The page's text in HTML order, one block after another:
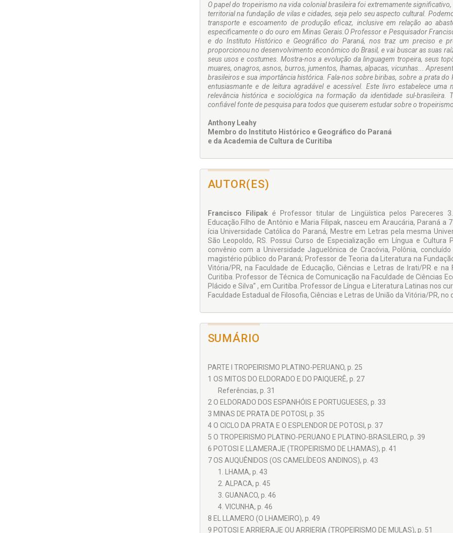
O papel do tropeirismo na vida colonial brasileira foi extremamente
territorial na fundação de vilas e cidades, seja pelo seu aspecto cultural.
transporte e escoamento de produção eficaz, inclusive em relação ao
especificamente o do ouro em Minas Gerais.O Professor e Pesquisador
e do Instituto Histórico e Geográfico do Paraná, nos traz um preciso e
proporcionou no desenvolvimento econômico do Brasil, e vai buscar as suas
seus usos e costumes. Mostra-nos a evolução da linguagem tropeira, seus
muares, onagros, asnos, burros, jumentos, lhamas, alpacas, vicunhas...
brasileiros e sua importância histórica. Fala-nos sobre biribas, sobre a prata
entusiasmante e de leitura agradável e acessível. Este livro estabelece
relevância histórica e sociológica na formação da identidade sul-brasileira.
confiável fonte de pesquisa para todos que quiserem estudar sobre o
Anthony Leahy
Membro do Instituto Histórico e Geográfico do Paraná
e da Academia de Cultura de Curitiba
AUTOR(ES)
Francisco Filipaké Professor titular de Lingüística pelos Pareceres
Educação.Filho de Antônio e Maria Filipak, nasceu em Araucária, Paraná
ícia Universidade Católica do Paraná, Mestre em Letras pela mesma
São Leopoldo, RS. Possui Curso de Especialização em Língua e Cultura
convênio com a Universidade Jaguelônica de Cracóvia, Polônia,
magistério público do Paraná; Professor de Teoria da Literatura na
Vitória/PR, na Faculdade de Educação, Ciências e Letras de Irati/PR e
Curitiba. Professor de Técnica de Comunicação na Faculdade de Ciências
Plácido e Silva” , em Curitiba. Professor de Língua e Literatura Latinas nos
Faculdade Estadual de Filosofia, Ciências e Letras de União da Vitória/PR,
SUMÁRIO
PARTE I TROPEIRISMO PLATINO-PERUANO, p. 25
1 OS MITOS DO ELDORADO E DO PAIQUERÊ, p. 27
Referências, p. 31
2 O ELDORADO DOS ESPANHÓIS E PORTUGUESES, p. 33
3 MINAS DE PRATA DE POTOSI, p. 35
4 O CICLO DA PRATA E O ESPLENDOR DE POTOSI, p. 37
5 O TROPEIRISMO PLATINO-PERUANO E PLATINO-BRASILEIRO, p. 39
6 POTOSI E LLAMERAJE (TROPEIRISMO DE LHAMAS), p. 41
7 OS AUQUÊNIDOS (OS CAMELÍDEOS ANDINOS), p. 43
1. LHAMA, p. 43
2. ALPACA, p. 45
3. GUANACO, p. 46
4. VICUNHA, p. 46
8 EL LLAMERO (O LHAMEIRO), p. 49
9 POTOSI E ARRIERAJE OU ARRIERIA (TROPEIRISMO DE MULAS), p. 51